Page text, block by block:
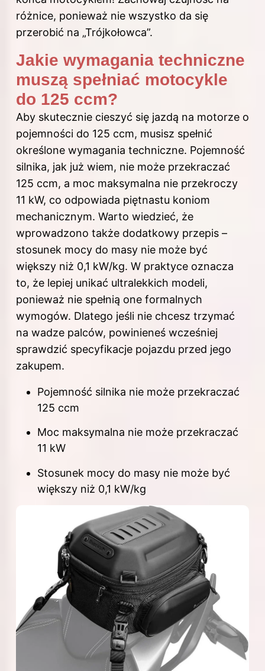
różnice, ponieważ nie wszystko da się
przerobić na „Trójkołowca”.
Jakie wymagania techniczne
muszą spełniać motocykle
do 125 ccm?
Aby skutecznie cieszyć się jazdą na motorze o
pojemności do 125 ccm, musisz spełnić
określone wymagania techniczne. Pojemność
silnika, jak już wiem, nie może przekraczać
125 ccm, a moc maksymalna nie przekroczy
11 kW, co odpowiada piętnastu koniom
mechanicznym. Warto wiedzieć, że
wprowadzono także dodatkowy przepis –
stosunek mocy do masy nie może być
większy niż 0,1 kW/kg. W praktyce oznacza
to, że lepiej unikać ultralekkich modeli,
ponieważ nie spełnią one formalnych
wymogów. Dlatego jeśli nie chcesz trzymać
na wadze palców, powinieneś wcześniej
sprawdzić specyfikacje pojazdu przed jego
zakupem.
Pojemność silnika nie może przekraczać
125 ccm
Moc maksymalna nie może przekraczać
11 kW
Stosunek mocy do masy nie może być
większy niż 0,1 kW/kg